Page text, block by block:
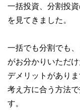
一括投資、分割投
を見てきました。
一括でも分割でも
がお分かりいただ
デメリットがあり
考え方に合う方法
す。